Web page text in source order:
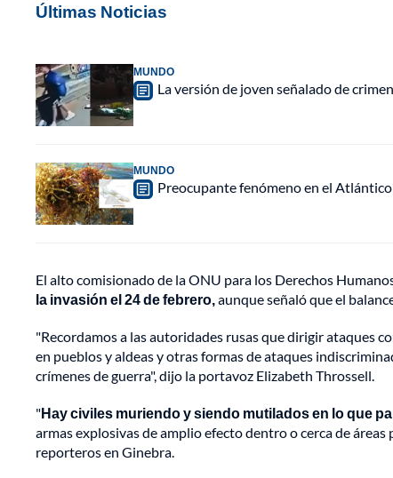
Últimas Noticias
MUNDO
La versión de joven señalado de
MUNDO
Preocupante fenómeno en el
El alto comisionado de la ONU para los Derechos
la invasión el 24 de febrero,aunque señaló que el
"Recordamos a las autoridades rusas que dirigir ataques
en pueblos y aldeas y otras formas de ataques
crímenes de guerra", dijo la portavoz Elizabeth Throssell.
"Hay civiles muriendo y siendo mutilados en lo que
armas explosivas de amplio efecto dentro o cerca de
reporteros en Ginebra.